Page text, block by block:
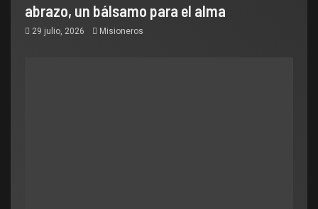
abrazo, un bálsamo para el alma
29 julio, 2026 Misioneros